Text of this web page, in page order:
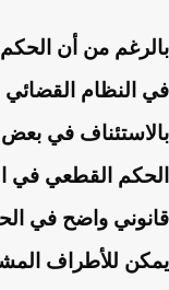
بالرغم من أن الحكم
في النظام القضائي
بالاستئناف في
الحكم القطعي في
قانوني واضح في
يمكن للأطراف